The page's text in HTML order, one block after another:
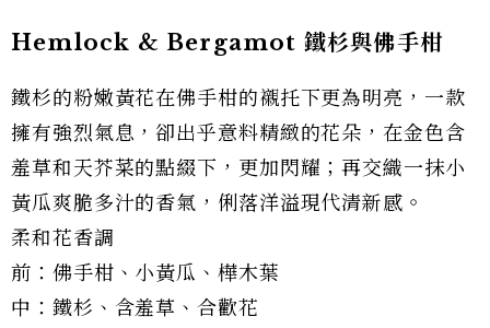
Hemlock & Bergamot 鐵杉與佛手柑
鐵杉的粉嫩黃花在佛手柑的襯托下更為明亮，一款
擁有強烈氣息，卻出乎意料精緻的花朵，在金色含
羞草和天芥菜的點綴下，更加閃耀；再交織一抹小
黃瓜爽脆多汁的香氣，俐落洋溢現代清新感。
柔和花香調
前：佛手柑、小黃瓜、樺木葉
中：鐵杉、含羞草、合歡花